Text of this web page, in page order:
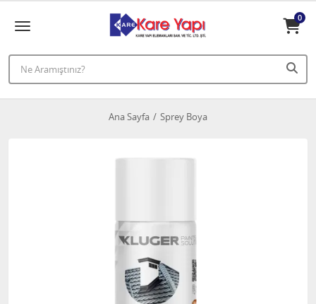
0
Ana Sayfa Sprey Boya